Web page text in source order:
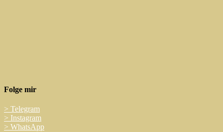
Folge mir
> Telegram
> Instagram
> WhatsApp